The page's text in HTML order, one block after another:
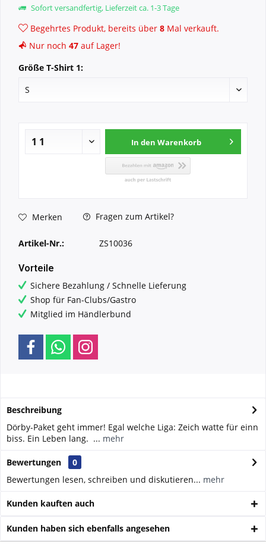
Sofort versandfertig, Lieferzeit ca. 1-3 Tage
Begehrtes Produkt, bereits über 8 Mal verkauft.
Nur noch 47 auf Lager!
Größe T-Shirt 1:
In den Warenkorb
Merken Fragen zum Artikel?
Artikel-Nr.: ZS10036
Vorteile
Sichere Bezahlung / Schnelle Lieferung
Shop für Fan-Clubs/Gastro
Mitglied im Händlerbund
Beschreibung
Dörby-Paket geht immer! Egal welche Liga: Zeich watte für einn
biss. Ein Leben lang. ... mehr
Bewertungen
0
Bewertungen lesen, schreiben und diskutieren... mehr
Kunden kauften auch
Kunden haben sich ebenfalls angesehen